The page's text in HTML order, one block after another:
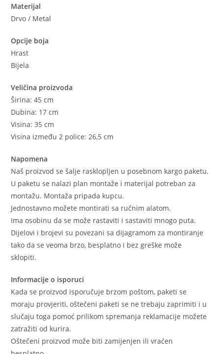
Materijal
Drvo / Metal
Opcije boja
Hrast
Bijela
Veličina proizvoda
Širina: 45 cm
Dubina: 17 cm
Visina: 35 cm
Visina između 2 police: 26,5 cm
Napomena
Naš proizvod se šalje rasklopljen u posebnom kargo paketu.
U paketu se nalazi plan montaže i materijal potreban za
montažu. Montaža pripada kupcu.
Jednostavno možete montirati sa ručnim alatom.
Ima osobinu da se može rastaviti i sastaviti mnogo puta.
Dijelovi i brojevi su povezani sa dijagramom za montiranje
tako da se veoma brzo, besplatno i bez greške može
sklopiti.
Informacije o isporuci
Kada se proizvod isporučuje brzom poštom, paketi se
moraju provjeriti, oštečeni paketi se ne trebaju zaprimiti i u
slučaju toga pomoć prilikom spremanja reklamacije možete
zatražiti od kurira.
Oštečeni proizvod može biti zamijenjen ili vraćen